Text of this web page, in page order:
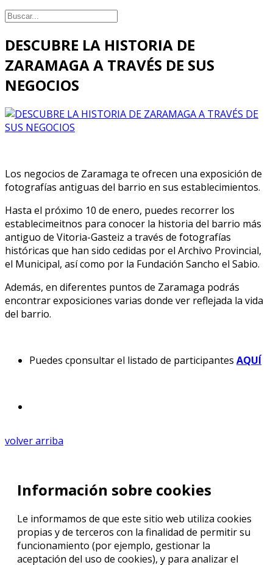
DESCUBRE LA HISTORIA DE
ZARAMAGA A TRAVÉS DE SUS
NEGOCIOS
Los negocios de Zaramaga te ofrecen una exposición de
fotografías antiguas del barrio en sus establecimientos.
Hasta el próximo 10 de enero, puedes recorrer los
establecimeitnos para conocer la historia del barrio más
antiguo de Vitoria-Gasteiz a través de fotografías
históricas que han sido cedidas por el Archivo Provincial,
el Municipal, así como por la Fundación Sancho el Sabio.
Además, en diferentes puntos de Zaramaga podrás
encontrar exposiciones varias donde ver reflejada la vida
del barrio.
Puedes cponsultar el listado de participantes AQUÍ
volver arriba
Información sobre cookies
Le informamos de que este sitio web utiliza cookies
propias y de terceros con la finalidad de permitir su
funcionamiento (por ejemplo, gestionar la
aceptación del uso de cookies), y para analizar el